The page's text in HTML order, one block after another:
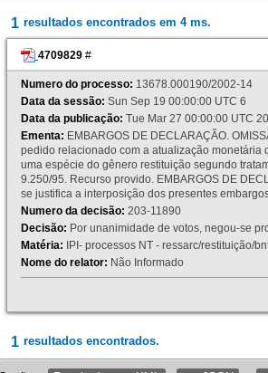
1 resultados encontrados em 4 ms.
4709829 #
Numero do processo: 13678.000190/2002-14
Data da sessão: Sun Sep 19 00:00:00 UTC 6
Data da publicação: Tue Mar 27 00:00:00 UTC
Ementa: EMBARGOS DE DECLARAÇÃO.
pedido relacionado com a atualização monetária
uma espécie do gênero restituição segundo
9.250/95. Recurso provido. EMBARGOS DE
se justifica a interposição dos presentes
Numero da decisão: 203-11890
Decisão: Por unanimidade de votos, negou-se
Matéria: IPI- processos NT - ressarc/restituição/
Nome do relator: Não Informado
1 resultados encontrados.